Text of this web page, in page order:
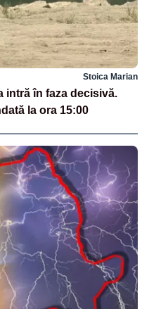
Stoica Marian
intră în faza decisivă.
la ora 15:00